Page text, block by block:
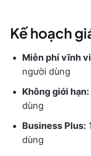
Kế hoạch
Miễn phí vĩnh
người dùng
Không giới hạn:
dùng
Business Plus:
dùng